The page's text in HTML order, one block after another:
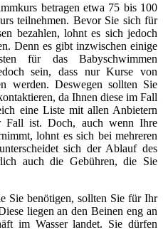
betragen etwa 75 bis 100
teilnehmen. Bevor Sie sich für
bezahlen, lohnt es sich jedoch
Denn es gibt inzwischen einige
für das Babyschwimmen
sein, dass nur Kurse von
werden. Deswegen sollten Sie
da Ihnen diese im Fall
eine Liste mit allen Anbietern
Fall ist. Doch, auch wenn Ihre
lohnt es sich bei mehreren
sich der Ablauf des
auch die Gebühren, die Sie
Sie benötigen, sollten Sie für Ihr
liegen an den Beinen eng an
im Wasser landet. Sie dürfen